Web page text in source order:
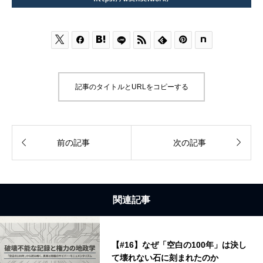
     
記事のタイトルとURLをコピーする
 前の記事 次の記事 
関連記事
【#16】なぜ「空白の100年」は決し
て壊れない石に刻まれたのか